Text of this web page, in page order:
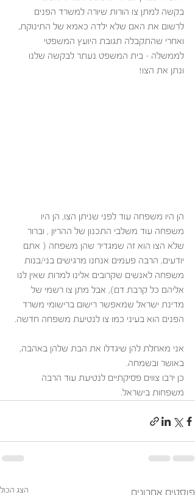
בקשה למתן צו הורות שיורה למשרד הפנים
לרשום את האם שלא ילדה כאמא של התינוקת,
ואחרי שהתקבלה תגובת היועץ המשפטי
לממשלה – בית המשפט נעתר לבקשה שלנו
ונתן את הצו!
הן היו משפחה עוד לפני שניתן הצו, הן היו
משפחה עוד משלבי התכנון של ההריון , וברור
שלא הצו הוא זה שמגדיר שהן משפחה ( אתם
יודעים, הרבה פעמים אנחנו מרגישים בני/בנות
משפחה לאנשים שקרובים אלינו למרות שאין לנו
אליהם כל קרבת דם), אבל מתן צו רשמי של
מדינת ישראל שמאפשר רישום ברישומי משרד
הפנים הוא בעיני כמו צו לנטיעת משפחה חדשה.
אני מאחלת להן שיגדלו את הבת שלהן באהבה,
באושר ובשמחה.
כן ירבו צווים פסיקתיים לנטיעת עוד הרבה
משפחות בישראל.
פוסטים אחרונים הצג הכול